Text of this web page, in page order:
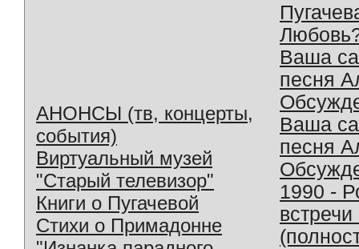
АНОНСЫ (тв, концерты,
события)
Виртуальный музей
"Старый телевизор"
Книги о Пугачевой
Стихи о Примадонне
Ваша
песня
Ваша
песня
1990 -